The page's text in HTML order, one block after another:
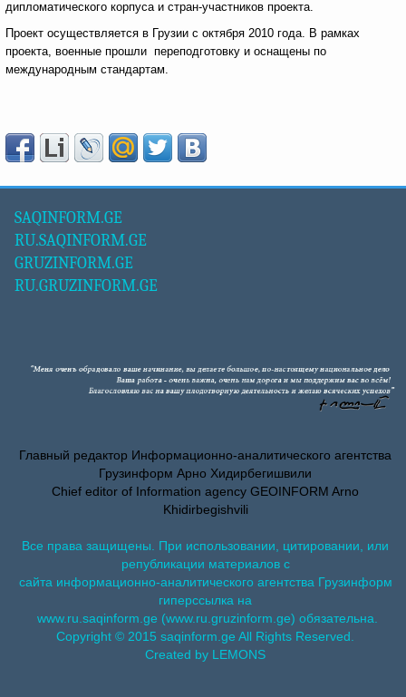
дипломатического корпуса и стран-участников проекта.
Проект осуществляется в Грузии с октября 2010 года. В рамках
проекта, военные прошли переподготовку и оснащены по
международным стандартам.
SAQINFORM.GE
RU.SAQINFORM.GE
GRUZINFORM.GE
RU.GRUZINFORM.GE
Главный редактор Информационно-аналитического агентства
Грузинформ Арно Хидирбегишвили
Chief editor of Information agency GEOINFORM Arno
Khidirbegishvili
Все права защищены. При использовании, цитировании, или
републикации материалов с
сайта информационно-аналитического агентства Грузинформ
гиперссылка на
www.ru.saqinform.ge (www.ru.gruzinform.ge) обязательна.
Copyright © 2015 saqinform.ge All Rights Reserved.
Created by LEMONS